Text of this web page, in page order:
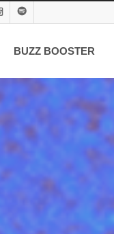
BUZZ BOOSTER